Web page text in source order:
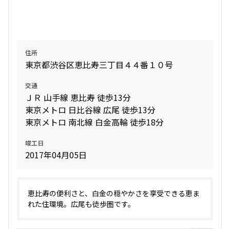
351件
お部屋を再検索
住所
東京都渋谷区恵比寿三丁目４４番１０号
交通
ＪＲ 山手線 恵比寿 徒歩13分
東京メトロ 日比谷線 広尾 徒歩13分
東京メトロ 南北線 白金高輪 徒歩18分
竣工日
2017年04月05日
恵比寿の便利さと、白金の穏やかさを享受できる恵ま
れた住環境。広尾も徒歩圏です。